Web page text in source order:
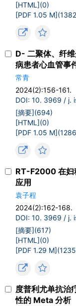
[HTML](0)
[PDF 1.05 M](
D- 二聚体、纤
病患者心血管事
常青
2024(2):156-161.
DOI: 10. 3969 / j.
[摘要](694)
[HTML](0)
[PDF 1.05 M](
RT-F2000 在妇
应用
袁子程
2024(2):162-168.
DOI: 10. 3969 / j.
[摘要](617)
[HTML](0)
[PDF 1.29 M](
度普利尤单抗治
性的 Meta 分析